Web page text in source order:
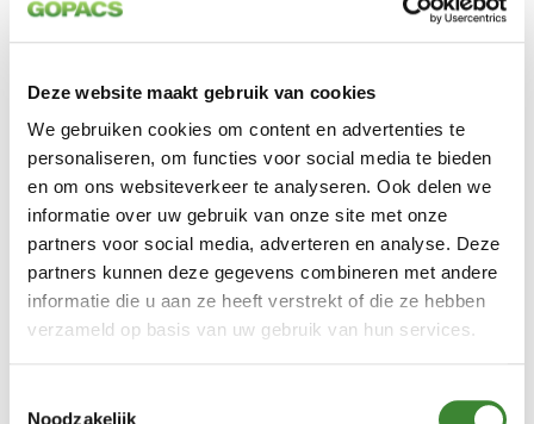
Deze website maakt gebruik van cookies
We gebruiken cookies om content en advertenties te
personaliseren, om functies voor social media te bieden
en om ons websiteverkeer te analyseren. Ook delen we
informatie over uw gebruik van onze site met onze
partners voor social media, adverteren en analyse. Deze
partners kunnen deze gegevens combineren met andere
informatie die u aan ze heeft verstrekt of die ze hebben
verzameld op basis van uw gebruik van hun services.
Noodzakelijk
netbeheerders
betaalbaar blijven. Daarom monitoren de
gezamenlijke netbeheerders (zoals Stedin, Liander
en Enexis) de ingediende dagprognoses
structureel. Zij controleren hierbij de
accuraatheid, tijdigheid en volledigheid van de
data.
De netbeheerder onderzoekt in hoeverre jouw
prognose overeenkomt met de werkelijk
gemeten waarden. Dit helpt om vroegtijdig
netbeheerders zo beter inzicht in het werkelijke